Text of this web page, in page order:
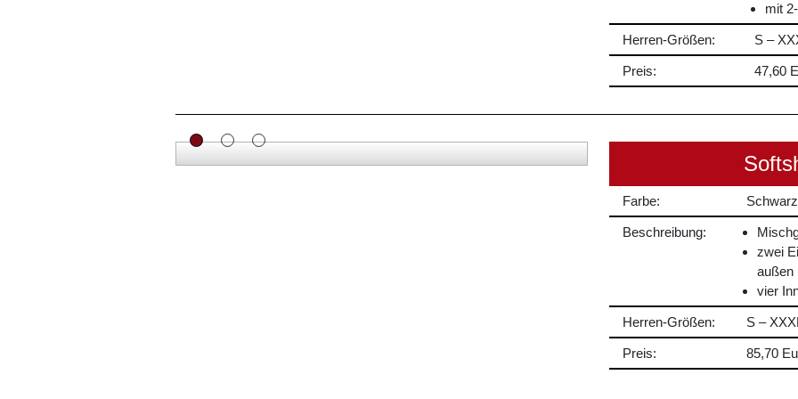
mit
Herren-Größen: S –
Preis: 47,60
Farbe: Schwarz
Beschreibung:
zwei
außen
vier
Herren-Größen: S –
Preis: 85,70